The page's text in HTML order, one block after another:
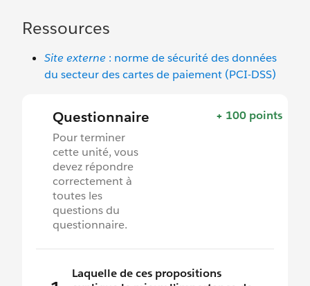
Ressources
Site externe : norme de sécurité des données
du secteur des cartes de paiement (PCI-DSS)